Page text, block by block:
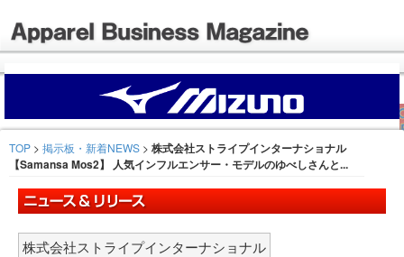
TOP > 掲示板・新着NEWS > 株式会社ストライプインターナショナル
【Samansa Mos2】 人気インフルエンサー・モデルのゆべしさんと...
株式会社ストライプインターナショナル